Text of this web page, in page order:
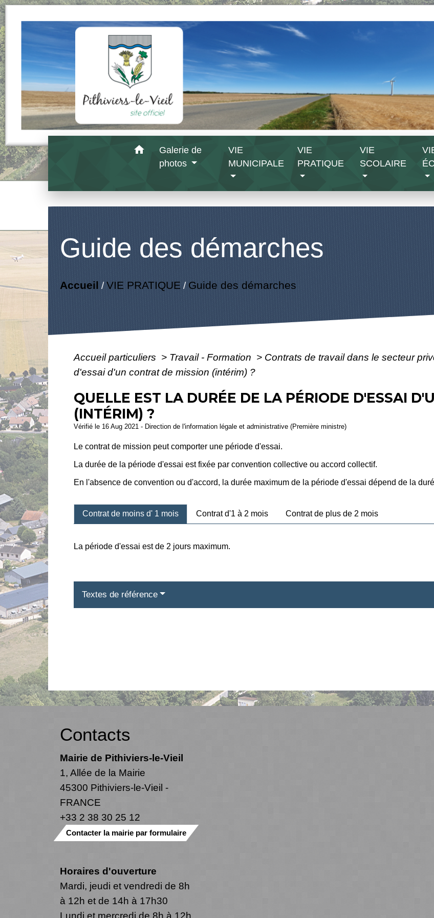
home
Galerie de
photos
VIE
MUNICIPALE
VIE
PRATIQUE
VIE
SCOLAIRE
Guide des démarches
Accueil /VIE PRATIQUE/ Guide des démarches
Accueil particuliers > Travail - Formation > Contrats de travail dans le secteur
d'essai d'un contrat de mission (intérim) ?
QUELLE EST LA DURÉE DE LA PÉRIODE D'ESSAI
(INTÉRIM) ?
Vérifié le 16 Aug 2021 - Direction de l'information légale et administrative (Première ministre)
Le contrat de mission peut comporter une période d'essai.
La durée de la période d'essai est fixée par convention collective ou accord collectif.
En l'absence de convention ou d'accord, la durée maximum de la période d'essai dépend de la
Contrat de moins d' 1 mois Contrat d'1 à 2 mois Contrat de plus de 2 mois
La période d'essai est de 2 jours maximum.
Textes de référence
Contacts
Mairie de Pithiviers-le-Vieil
1, Allée de la Mairie
45300 Pithiviers-le-Vieil -
FRANCE
+33 2 38 30 25 12
Contacter la mairie par formulaire
Horaires d'ouverture
Mardi, jeudi et vendredi de 8h
à 12h et de 14h à 17h30
Lundi et mercredi de 8h à 12h